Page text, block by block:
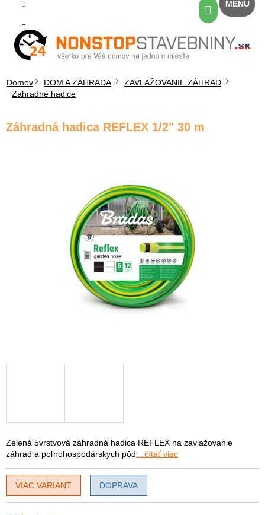
obsah
Nákupný
košík
Domov DOM A ZÁHRADA
ZAVLAŽOVANIE ZÁHRAD
Zahradné hadice
Záhradná hadica REFLEX 1/2" 30 m
Zelená 5vrstvová záhradná hadica REFLEX na zavlažovanie
záhrad a poľnohospodárskych pôd …čítať viac
VIAC VARIANT DOPRAVA